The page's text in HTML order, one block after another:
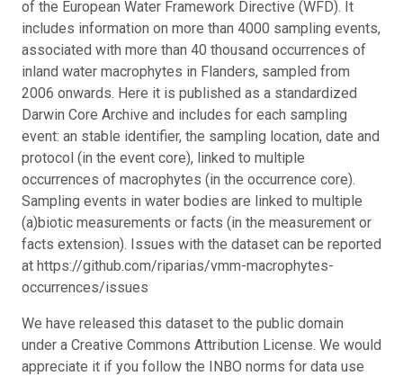
of the European Water Framework Directive (WFD). It
includes information on more than 4000 sampling events,
associated with more than 40 thousand occurrences of
inland water macrophytes in Flanders, sampled from
2006 onwards. Here it is published as a standardized
Darwin Core Archive and includes for each sampling
event: an stable identifier, the sampling location, date and
protocol (in the event core), linked to multiple
occurrences of macrophytes (in the occurrence core).
Sampling events in water bodies are linked to multiple
(a)biotic measurements or facts (in the measurement or
facts extension). Issues with the dataset can be reported
at https://github.com/riparias/vmm-macrophytes-
occurrences/issues
We have released this dataset to the public domain
under a Creative Commons Attribution License. We would
appreciate it if you follow the INBO norms for data use